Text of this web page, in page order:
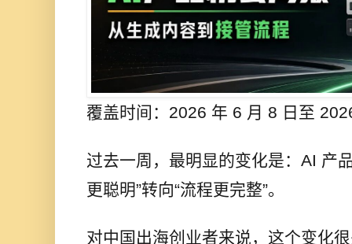
覆盖时间：2026 年 6 月 8 日至
过去一周，最明显的变化是：AI 产
更聪明”转向“流程更完整”。
对中国出海创业者来说，这个变化